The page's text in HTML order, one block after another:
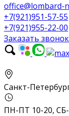
office@lombard-
+7(921)951-57-55
+7(921)955-22-00
Заказать звонок
Санкт-
ПН-ПТ 10-20,